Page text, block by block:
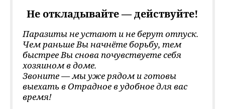
Не откладывайте — действуйте!
Паразиты не устают и не берут отпуск.
Чем раньше Вы начнёте борьбу, тем
быстрее Вы снова почувствуете себя
хозяином в доме.
Звоните — мы уже рядом и готовы
выехать в Отрадное в удобное для вас
время!